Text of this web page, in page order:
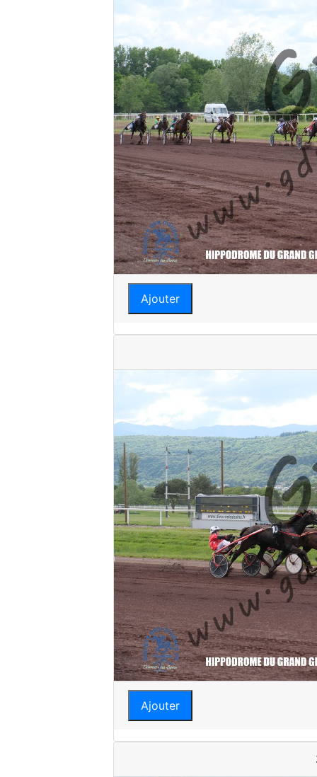
Ajouter
Ajouter